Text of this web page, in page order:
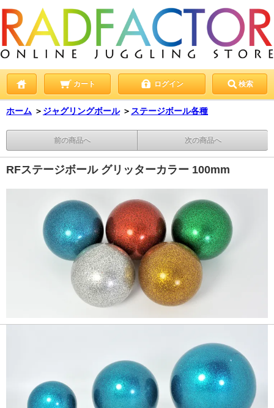
カート ログイン 検索
ホーム ＞ ジャグリングボール ＞ ステージボール各種
前の商品へ 次の商品へ
RFステージボール グリッターカラー 100mm